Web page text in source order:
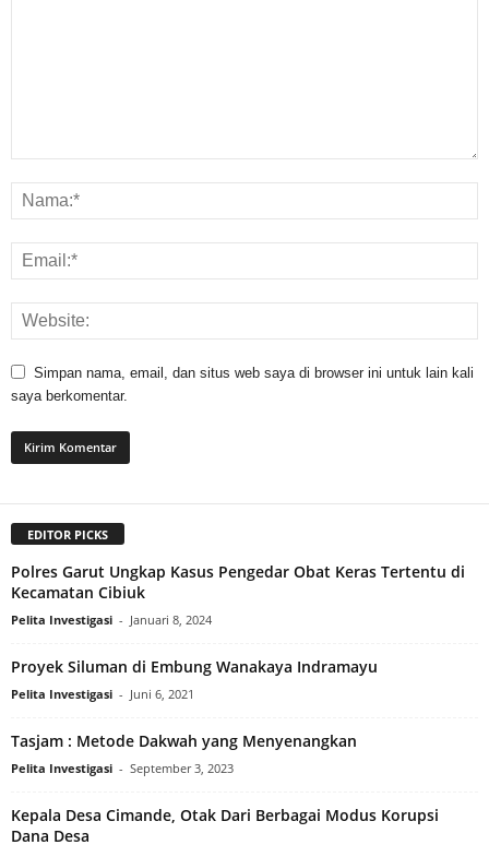
Simpan nama, email, dan situs web saya di browser ini untuk lain kali
saya berkomentar.
EDITOR PICKS
Polres Garut Ungkap Kasus Pengedar Obat Keras Tertentu di
Kecamatan Cibiuk
Pelita Investigasi - Januari 8, 2024
Proyek Siluman di Embung Wanakaya Indramayu
Pelita Investigasi - Juni 6, 2021
Tasjam : Metode Dakwah yang Menyenangkan
Pelita Investigasi - September 3, 2023
Kepala Desa Cimande, Otak Dari Berbagai Modus Korupsi
Dana Desa